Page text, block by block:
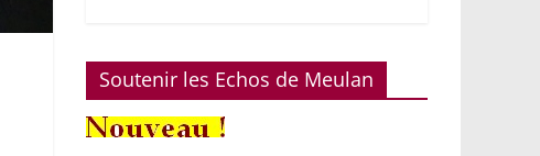
Soutenir les Echos de Meulan